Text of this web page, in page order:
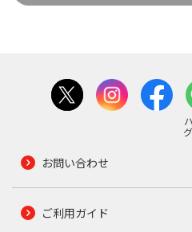
お問い合わせ
ご利用ガイド